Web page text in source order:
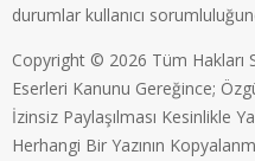
durumlar kullanıcı
Copyright © 2026 Tüm Hakları
Eserleri Kanunu Gereğince;
İzinsiz Paylaşılması Kesinlikle
Herhangi Bir Yazının